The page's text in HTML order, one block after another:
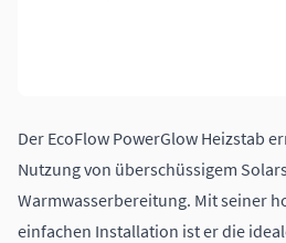
Der EcoFlow PowerGlow Heizstab
Nutzung von überschüssigem
Warmwasserbereitung. Mit seiner
einfachen Installation ist er die